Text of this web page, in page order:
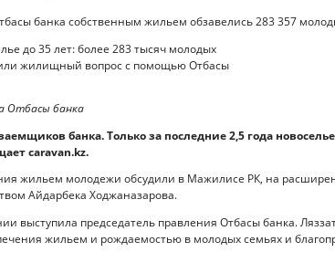
банка cобственным жильем обзавелись 283 357
Отбасы банка
банка. Только за последние 2,5 года
caravan.kz.
жильем молодежи обсудили в Мажилисе РК, на
Айдарбека Ходжаназарова.
выступила председатель правления Отбасы банка.
жильем и рождаемостью в молодых семьях и